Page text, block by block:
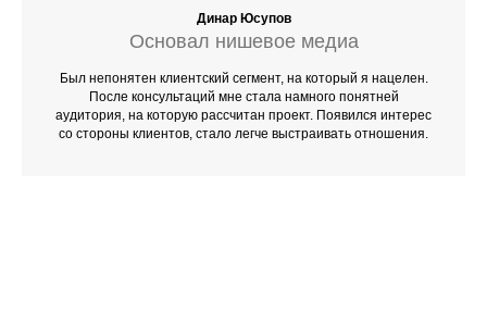
Динар Юсупов
Основал нишевое медиа
Был непонятен клиентский сегмент, на который я нацелен.
После консультаций мне стала намного понятней
аудитория, на которую рассчитан проект. Появился интерес
со стороны клиентов, стало легче выстраивать отношения.